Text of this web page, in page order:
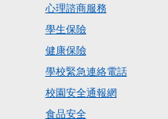
心理諮商服務
學生保險
健康保險
學校緊急連絡電話
校園安全通報網
食品安全